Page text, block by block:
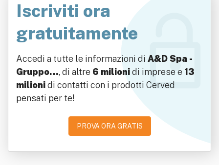
Iscriviti ora
gratuitamente
Accedi a tutte le informazioni di A&D Spa -
Gruppo…, di altre 6 milionidi imprese e 13
milionidi contatti con i prodotti Cerved
pensati per te!
PROVA ORA GRATIS